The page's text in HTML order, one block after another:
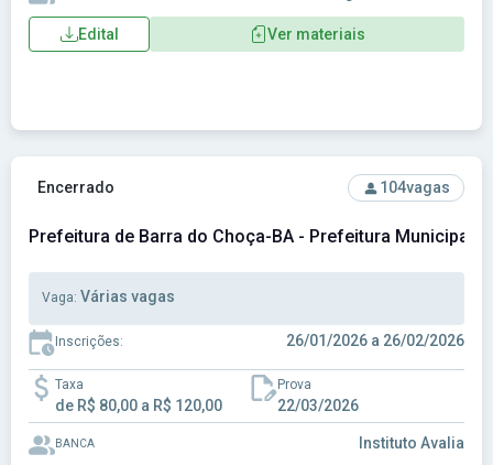
Edital Ver materiais
Ver concurso: Prefeitura de Barra do Choça-BA - Prefeitura
Encerrado 104vagas
Prefeitura de Barra do Choça-BA - Prefeitura Municipal
Vaga: Várias vagas
Inscrições: 26/01/2026 a 26/02/2026
Taxa
de R$ 80,00 a R$ 120,00
Prova
22/03/2026
BANCA Instituto Avalia